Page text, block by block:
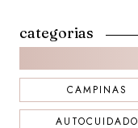
categorias
CAMPINAS
AUTOCUIDADO